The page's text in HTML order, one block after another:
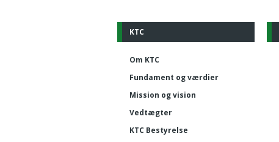
KTC
Om KTC
Fundament og værdier
Mission og vision
Vedtægter
KTC Bestyrelse